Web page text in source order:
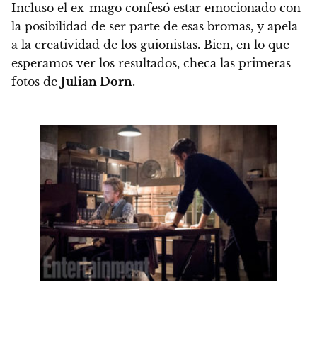
Incluso el ex-mago confesó estar emocionado con
la posibilidad de ser parte de esas bromas, y apela
a la creatividad de los guionistas. Bien, en lo que
esperamos ver los resultados, checa las primeras
fotos de Julian Dorn.